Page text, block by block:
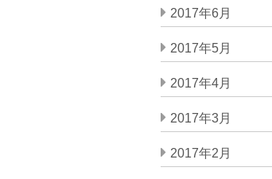
2017年6月
2017年5月
2017年4月
2017年3月
2017年2月